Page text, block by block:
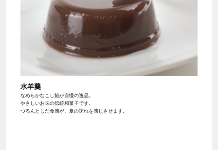
水羊羹
なめらかなこし餡が自慢の逸品。
やさしいお味の伝統和菓子です。
つるんとした食感が、夏の訪れを感じさせます。